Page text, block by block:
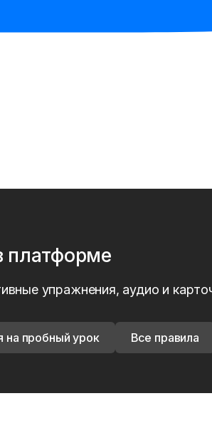
платформе
упражнения, аудио и
на пробный урок Все правила